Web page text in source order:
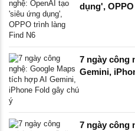
dụng',
7 ngày công
Gemini,
7 ngày công